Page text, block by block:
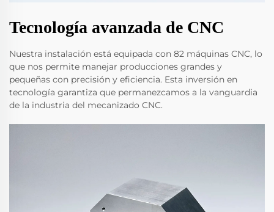
Tecnología avanzada de CNC
Nuestra instalación está equipada con 82 máquinas CNC, lo
que nos permite manejar producciones grandes y
pequeñas con precisión y eficiencia. Esta inversión en
tecnología garantiza que permanezcamos a la vanguardia
de la industria del mecanizado CNC.